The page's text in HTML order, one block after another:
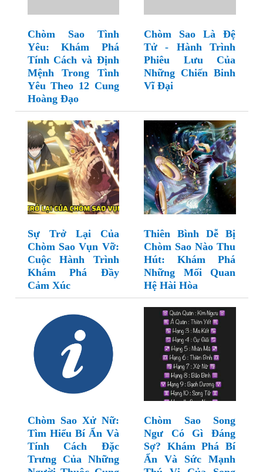
Chòm Sao Tình
Yêu: Khám Phá
Tính Cách và Định
Mệnh Trong Tình
Yêu Theo 12 Cung
Hoàng Đạo
Chòm Sao Là Đệ
Tử - Hành Trình
Phiêu Lưu Của
Những Chiến Binh
Vĩ Đại
Sự Trở Lại Của
Chòm Sao Vụn Vỡ:
Cuộc Hành Trình
Khám Phá Đầy
Cảm Xúc
Thiên Bình Dễ Bị
Chòm Sao Nào Thu
Hút: Khám Phá
Những Mối Quan
Hệ Hài Hòa
Chòm Sao Xử Nữ:
Tìm Hiểu Bí Ẩn Và
Tính Cách Đặc
Trưng Của Những
Chòm Sao Song
Ngư Có Gì Đáng
Sợ? Khám Phá Bí
Ẩn Và Sức Mạnh